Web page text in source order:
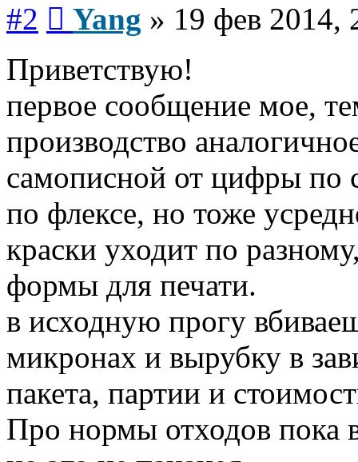
#2 Yang » 19 фев 2014,
Приветствую!
первое сообщение мое,
производство
самописной от цифры по
по флексе, но тоже
краски уходит по
формы для печати.
в исходную прогу
микронах и вырубку в
пакета, партии и
Про нормы отходов пока